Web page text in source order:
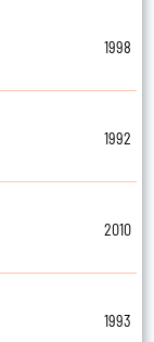
1998
1992
2010
1993